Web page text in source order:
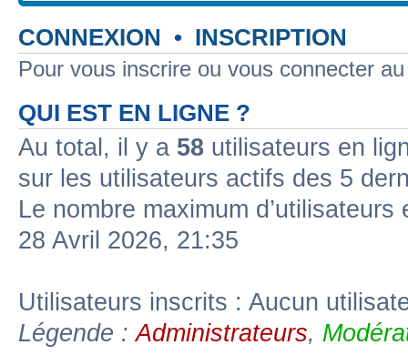
CONNEXION • INSCRIPTION
Pour vous inscrire ou vous connecter
QUI EST EN LIGNE ?
Au total, il y a 58 utilisateurs en
sur les utilisateurs actifs des 5
Le nombre maximum
28 Avril 2026, 21:35
Utilisateurs inscrits : Aucun
Légende :Administrateurs,